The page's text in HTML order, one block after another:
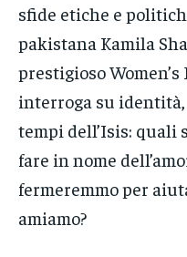
sfide etiche e
pakistana Kamila
prestigioso
interroga su identità,
tempi dell’Isis: quali
fare in nome
fermeremmo per
amiamo?